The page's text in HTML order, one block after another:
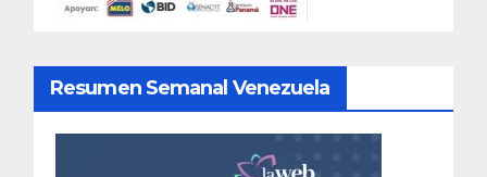
Resumen Semanal Venezuela